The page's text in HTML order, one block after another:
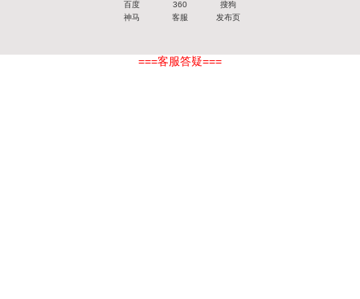
百度 360
搜狗
神马
客服 发布页
===客服答疑===